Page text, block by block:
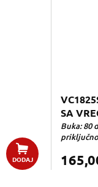
DODAJ
SA
Buka: 80